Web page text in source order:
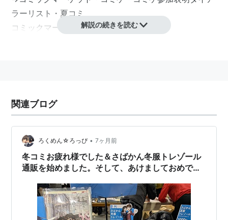
ラーリスト ・ 夏コミ
コミックマーケット公式サイト
ト入れ用にバッグの底に用意すると吉）
チャージ済みSuica(PASMO・TOICA・ICOCA・
KitacaもOK)
合羽 （傘は使うな）
カタログ
夢の地図
クリアファイル数枚 （地図やリストを挟んでおく
のに便利）
戦利品入れ （大きめのトートバック辺り 買う量
解説の続きを読む
関連ブログ
ろくめん☆ろっぴ • 7ヶ月前
冬コミお疲れ様でした＆さばかん冬服トレゾール
通販を始めました。そして、あけましておめでと